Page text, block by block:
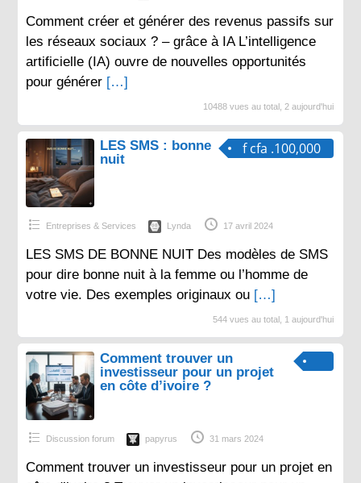
Comment créer et générer des revenus passifs sur
les réseaux sociaux ? – grâce à IA L’intelligence
artificielle (IA) ouvre de nouvelles opportunités
pour générer […]
10488 vues au total, 2 aujourd'hui
f cfa .100,000
LES SMS : bonne
nuit
Entreprises & Services Lynda 17 avril 2024
LES SMS DE BONNE NUIT Des modèles de SMS
pour dire bonne nuit à la femme ou l’homme de
votre vie. Des exemples originaux ou […]
544 vues au total, 1 aujourd'hui
Comment trouver un
investisseur pour un projet
en côte d’ivoire ?
Discussion forum papyrus 31 mars 2024
Comment trouver un investisseur pour un projet en